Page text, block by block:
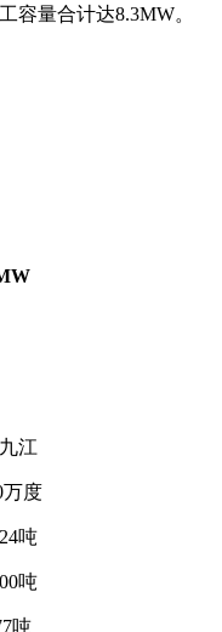
容量合计达8.3MW。
江
万度
吨
吨
吨